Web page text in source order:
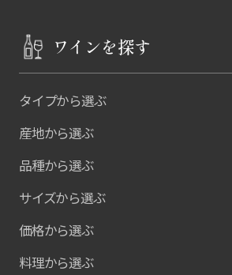
ワインを探す
タイプから選ぶ
産地から選ぶ
品種から選ぶ
サイズから選ぶ
価格から選ぶ
料理から選ぶ